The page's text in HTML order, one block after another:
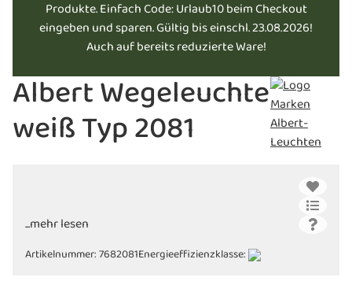
Produkte. Einfach Code: Urlaub10 beim Checkout
eingeben und sparen. Gültig bis einschl. 23.08.2026!
Auch auf bereits reduzierte Ware!
Albert Wegeleuchte
weiß Typ 2081
...mehr lesen
Artikelnummer:7682081Energieeffizienzklasse: